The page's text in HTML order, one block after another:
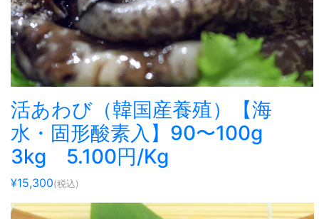
活あわび（韓国産養殖）【海
水・固形酸素入】90〜100g
3kg 5.100円/Kg
¥15,300(税込)